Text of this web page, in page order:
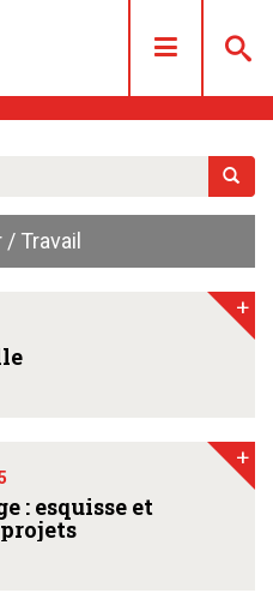
Travail
+
: esquisse et
+